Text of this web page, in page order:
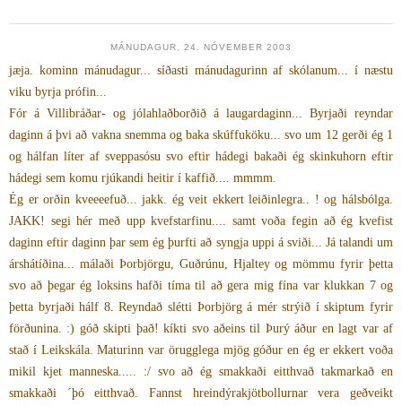
MÁNUDAGUR, 24. NÓVEMBER 2003
jæja. kominn mánudagur... síðasti mánudagurinn af skólanum... í næstu
viku byrja prófin...
Fór á Villibráðar- og jólahlaðborðið á laugardaginn... Byrjaði reyndar
daginn á þvi að vakna snemma og baka skúffuköku... svo um 12 gerði ég 1
og hálfan líter af sveppasósu svo eftir hádegi bakaði ég skinkuhorn eftir
hádegi sem komu rjúkandi heitir í kaffið.... mmmm.
Ég er orðin kveeeefuð... jakk. ég veit ekkert leiðinlegra.. ! og hálsbólga.
JAKK! segi hér með upp kvefstarfinu.... samt voða fegin að ég kvefist
daginn eftir daginn þar sem ég þurfti að syngja uppi á sviði... Já talandi um
árshátíðina... málaði Þorbjörgu, Guðrúnu, Hjaltey og mömmu fyrir þetta
svo að þegar ég loksins hafði tíma til að gera mig fína var klukkan 7 og
þetta byrjaði hálf 8. Reyndað slétti Þorbjörg á mér strýið í skiptum fyrir
förðunina. :) góð skipti það! kíkti svo aðeins til Þurý áður en lagt var af
stað í Leikskála. Maturinn var örugglega mjög góður en ég er ekkert voða
mikil kjet manneska..... :/ svo að ég smakkaði eitthvað takmarkað en
smakkaði ´þó eitthvað. Fannst hreindýrakjötbollurnar vera geðveikt